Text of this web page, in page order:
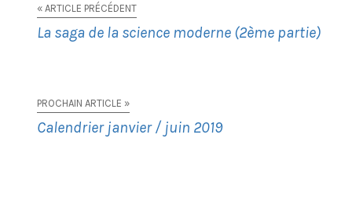
« ARTICLE PRÉCÉDENT
La saga de la science moderne (2ème partie)
PROCHAIN ARTICLE »
Calendrier janvier / juin 2019